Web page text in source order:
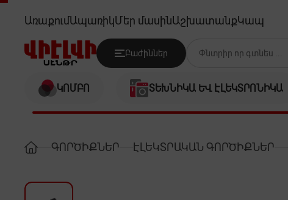
MAKITA DJR185Z+BL1830B
ԱռաքումԱպառիկՄեր մասինԱշխատանքԿապ
Բաժիններ
ԿՈՄԲՈ ՏԵԽՆԻԿԱ ԵՎ ԷԼԵԿՏՐՈՆԻԿԱ
ԳՈՐԾԻՔՆԵՐ ԷԼԵԿՏՐԱԿԱՆ ԳՈՐԾԻՔՆԵՐ